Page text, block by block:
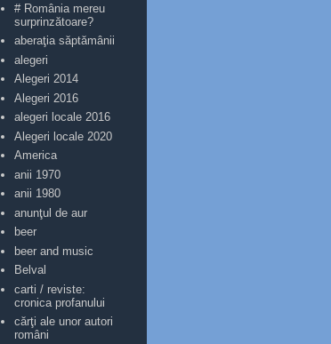
# România mereu
surprinzătoare?
aberaţia săptămânii
alegeri
Alegeri 2014
Alegeri 2016
alegeri locale 2016
Alegeri locale 2020
America
anii 1970
anii 1980
anunţul de aur
beer
beer and music
Belval
carti / reviste:
cronica profanului
cărţi ale unor autori
români